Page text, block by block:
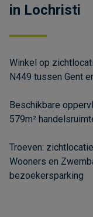
in Lochristi
Winkel op
N449 tussen Gent
Beschikbare
579m²
Troeven:
Wooners en
bezoekersparking